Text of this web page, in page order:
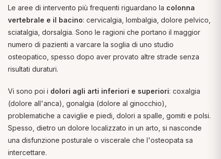
Le aree di intervento più frequenti riguardano la colonna
vertebrale e il bacino: cervicalgia, lombalgia, dolore pelvico,
sciatalgia, dorsalgia. Sono le ragioni che portano il maggior
numero di pazienti a varcare la soglia di uno studio
osteopatico, spesso dopo aver provato altre strade senza
risultati duraturi.
Vi sono poi i dolori agli arti inferiori e superiori: coxalgia
(dolore all'anca), gonalgia (dolore al ginocchio),
problematiche a caviglie e piedi, dolori a spalle, gomiti e polsi.
Spesso, dietro un dolore localizzato in un arto, si nasconde
una disfunzione posturale o viscerale che l'osteopata sa
intercettare.